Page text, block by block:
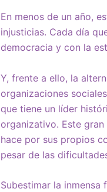
En menos de un año,
injusticias. Cada día
democracia y con la
Y, frente a ello, la
organizaciones
que tiene un líder
organizativo. Este
hace por sus propios
pesar de las
Subestimar la inmensa